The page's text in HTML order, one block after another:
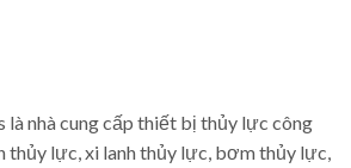
là nhà cung cấp thiết bị thủy lực công
thủy lực, xi lanh thủy lực, bơm thủy lực,